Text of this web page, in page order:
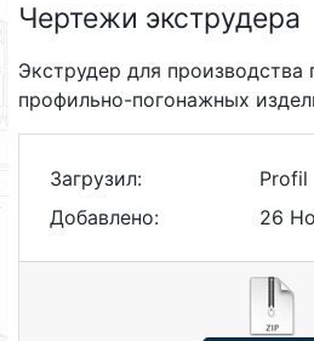
Чертежи экструдера
Экструдер для производства
профильно-погонажных
Загрузил:
Profil
Добавлено:
26